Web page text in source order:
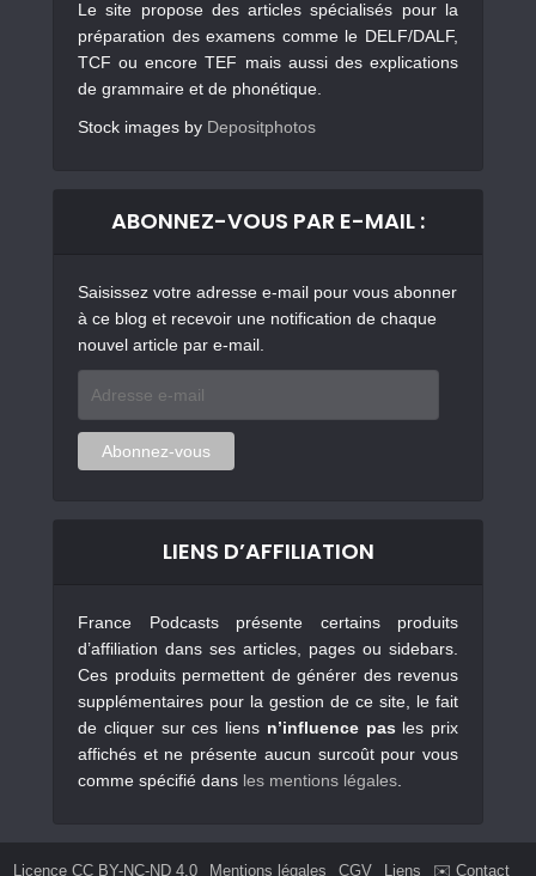
Le site propose des articles spécialisés pour la
préparation des examens comme le DELF/DALF,
TCF ou encore TEF mais aussi des explications
de grammaire et de phonétique.
Stock images by Depositphotos
ABONNEZ-VOUS PAR E-MAIL :
Saisissez votre adresse e-mail pour vous abonner
à ce blog et recevoir une notification de chaque
nouvel article par e-mail.
mail
Abonnez-vous
LIENS D’AFFILIATION
France Podcasts présente certains produits
d’affiliation dans ses articles, pages ou sidebars.
Ces produits permettent de générer des revenus
supplémentaires pour la gestion de ce site, le fait
de cliquer sur ces liens n’influence pas les prix
affichés et ne présente aucun surcoût pour vous
comme spécifié dans les mentions légales
Licence CC BY-NC-ND 4.0 Mentions légales CGV Liens ✉️ Contact